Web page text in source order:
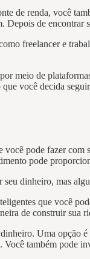
de renda, você
Depois de
freelancer e
meio de
você decida
você pode fazer
pode
dinheiro, mas
que você
de construir sua
Uma opção
também pode